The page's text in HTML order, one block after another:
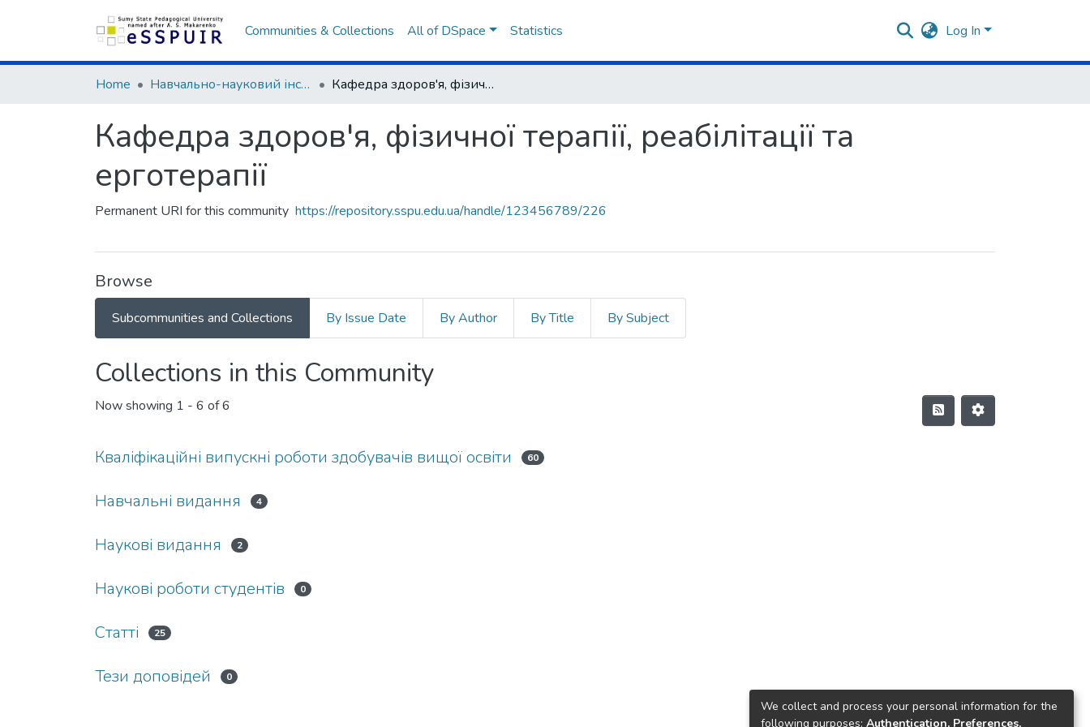
Communities & Collections All of DSpace Statistics Log In
Home Навчально-науковий інститут фізичної культури Кафедра здоров'я, фізичної терапії, реабілітації та ерготерапії
Кафедра здоров'я, фізичної терапії, реабілітації та
ерготерапії
Permanent URI for this community https://repository.sspu.edu.ua/handle/123456789/226
Browse
Subcommunities and Collections By Issue Date By Author By Title By Subject
Collections in this Community
Now showing 1 - 6 of 6
Кваліфікаційні випускні роботи здобувачів вищої освіти 60
Навчальні видання 4
Наукові видання 2
Наукові роботи студентів 0
Статті 25
Тези доповідей 0
We collect and process your personal information for the
following purposes: Authentication, Preferences,